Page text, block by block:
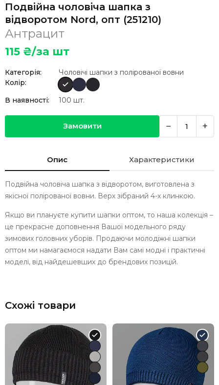
Подвійна чоловіча шапка з
відворотом Nord, опт (251210)
Антрацит
115 ₴/за шт
Категорія:
Чоловічі шапки з полірованої вовни
Колір:
В наявності:
100 шт.
Замовити − +
Опис Характеристики
Подвійна чоловіча шапка з відворотом, виготовлена з
якісної полірованої вовни. Верх зібраний 4-х клинкою.
Якщо ви плануєте купити шапки оптом, то наша колекція –
це прекрасне доповнення Вашої модельного ряду
зимових головних уборів. Продаючи молодіжні шапки
оптом ми намагаємося надати Вам самі модні і практичні
моделі, від найдешевших до брендових позицій.
Схожі товари